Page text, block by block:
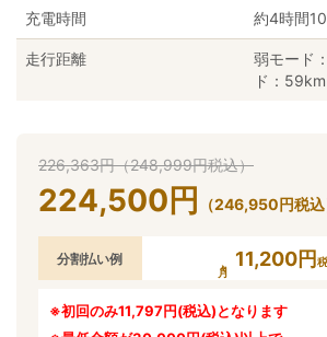
充電時間 約4時間
走行距離
弱モード
ド：59km
226,363円（248,999円税込）
224,500 円 （246,950円税込
分割払い例 11,200円
※初回のみ11,797円(税込)となります